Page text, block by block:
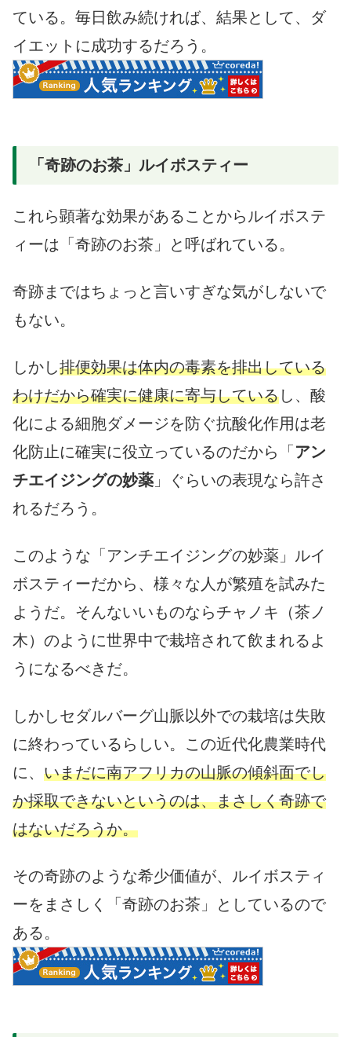
ている。毎日飲み続ければ、結果として、ダ
イエットに成功するだろう。
「奇跡のお茶」ルイボスティー
これら顕著な効果があることからルイボステ
ィーは「奇跡のお茶」と呼ばれている。
奇跡まではちょっと言いすぎな気がしないで
もない。
しかし排便効果は体内の毒素を排出している
わけだから確実に健康に寄与しているし、酸
化による細胞ダメージを防ぐ抗酸化作用は老
化防止に確実に役立っているのだから「 アン
チエイジングの妙薬 」ぐらいの表現なら許さ
れるだろう。
このような「アンチエイジングの妙薬」ルイ
ボスティーだから、様々な人が繁殖を試みた
ようだ。そんないいものならチャノキ（茶ノ
木）のように世界中で栽培されて飲まれるよ
うになるべきだ。
しかしセダルバーグ山脈以外での栽培は失敗
に終わっているらしい。この近代化農業時代
に、 いまだに南アフリカの山脈の傾斜面でし
か採取できないというのは、まさしく奇跡で
はないだろうか。
その奇跡のような希少価値が、ルイボスティ
ーをまさしく「奇跡のお茶」としているので
ある。